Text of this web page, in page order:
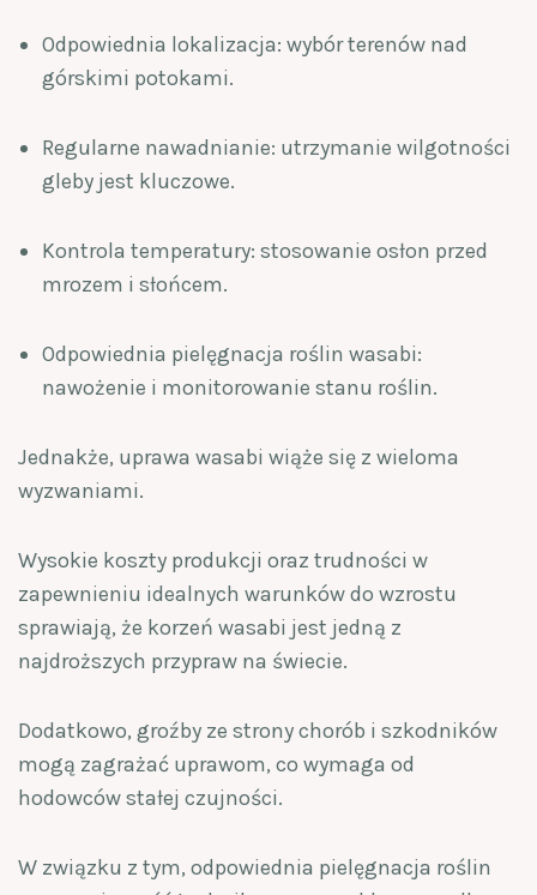
Odpowiednia lokalizacja: wybór terenów nad
górskimi potokami.
Regularne nawadnianie: utrzymanie wilgotności
gleby jest kluczowe.
Kontrola temperatury: stosowanie osłon przed
mrozem i słońcem.
Odpowiednia pielęgnacja roślin wasabi:
nawożenie i monitorowanie stanu roślin.
Jednakże, uprawa wasabi wiąże się z wieloma
wyzwaniami.
Wysokie koszty produkcji oraz trudności w
zapewnieniu idealnych warunków do wzrostu
sprawiają, że korzeń wasabi jest jedną z
najdroższych przypraw na świecie.
Dodatkowo, groźby ze strony chorób i szkodników
mogą zagrażać uprawom, co wymaga od
hodowców stałej czujności.
W związku z tym, odpowiednia pielęgnacja roślin